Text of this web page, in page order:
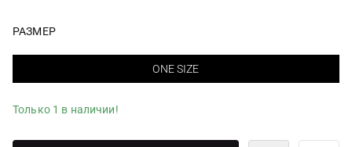
РАЗМЕР
ONE SIZE
Только 1 в наличии!